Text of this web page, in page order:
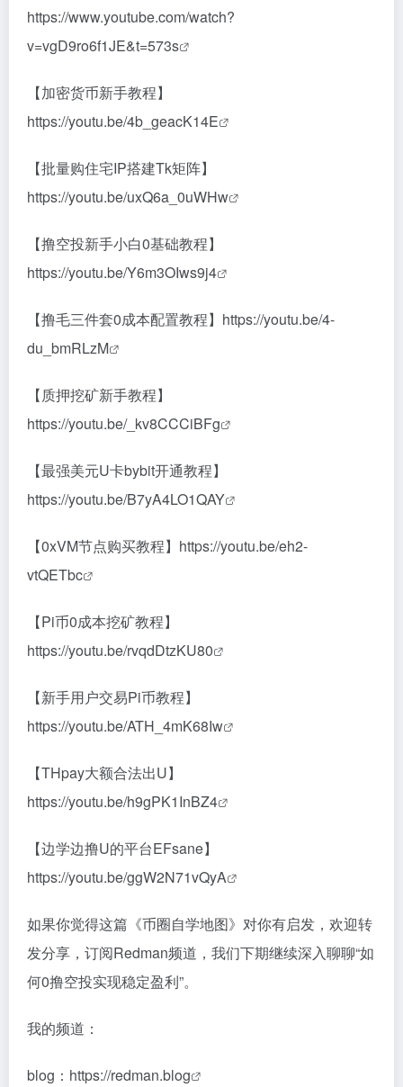
https://www.youtube.com/watch?
v=vgD9ro6f1JE&t=573s
【加密货币新手教程】
https://youtu.be/4b_geacK14E
【批量购住宅IP搭建Tk矩阵】
https://youtu.be/uxQ6a_0uWHw
【撸空投新手小白0基础教程】
https://youtu.be/Y6m3OIws9j4
【撸毛三件套0成本配置教程】 https://youtu.be/4-
du_bmRLzM
【质押挖矿新手教程】
https://youtu.be/_kv8CCCiBFg
【最强美元U卡bybit开通教程】
https://youtu.be/B7yA4LO1QAY
【0xVM节点购买教程】 https://youtu.be/eh2-
vtQETbc
【Pi币0成本挖矿教程】
https://youtu.be/rvqdDtzKU80
【新手用户交易Pi币教程】
https://youtu.be/ATH_4mK68Iw
【THpay大额合法出U】
https://youtu.be/h9gPK1InBZ4
【边学边撸U的平台EFsane】
https://youtu.be/ggW2N71vQyA
如果你觉得这篇《币圈自学地图》对你有启发，欢迎转
发分享，订阅Redman频道，我们下期继续深入聊聊“如
何0撸空投实现稳定盈利”。
我的频道：
blog： https://redman.blog